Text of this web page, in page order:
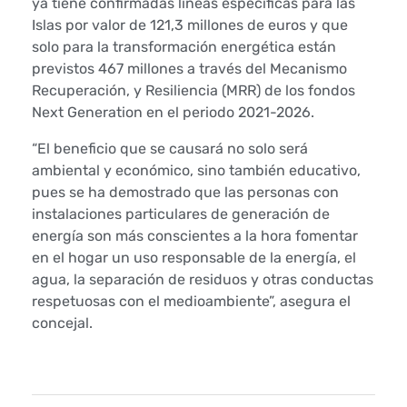
e
G
ü
í
m
a
r
q
u
Islas por valor de 121,3 millones de euros y que
solo para la transformación energética están
previstos 467 millones a través del Mecanismo
Recuperación, y Resiliencia (MRR) de los fondos
Next Generation en el periodo 2021-2026.
“El beneficio que se causará no solo será
ambiental y económico, sino también educativo,
pues se ha demostrado que las personas con
instalaciones particulares de generación de
energía son más conscientes a la hora fomentar
en el hogar un uso responsable de la energía, el
agua, la separación de residuos y otras conductas
respetuosas con el medioambiente”, asegura el
concejal.